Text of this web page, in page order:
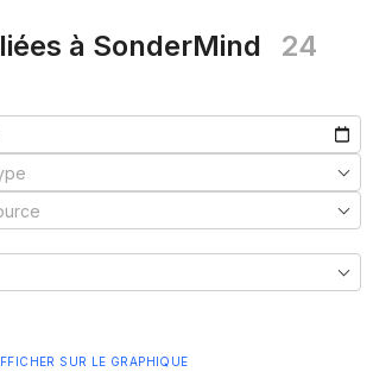
à SonderMind 24
SUR LE GRAPHIQUE